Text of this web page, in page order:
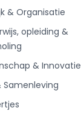
& Organisatie
opleiding &
& Innovatie
Samenleving